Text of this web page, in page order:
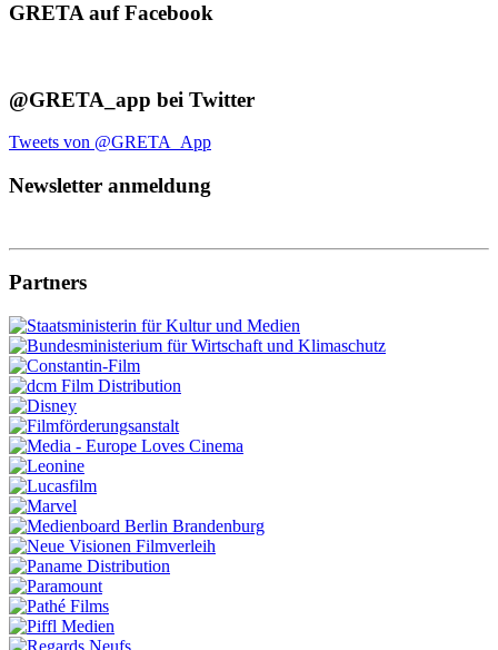
GRETA auf Facebook
@GRETA_app bei Twitter
Tweets von @GRETA_App
Newsletter anmeldung
Partners